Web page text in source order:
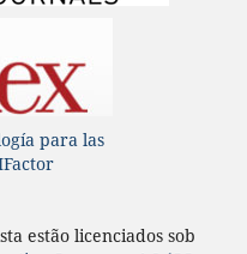
para las
estão licenciados sob